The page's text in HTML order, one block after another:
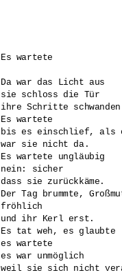
Es wartete
Da war das Licht aus
sie schloss die Tür
ihre Schritte
Es wartete
bis es einschlief, als
war sie nicht da.
Es wartete ungläubig
nein: sicher
dass sie zurückkäme.
Der Tag brummte,
fröhlich
und ihr Kerl erst.
Es tat weh, es glaubte
es wartete
es war unmöglich
weil sie sich nicht